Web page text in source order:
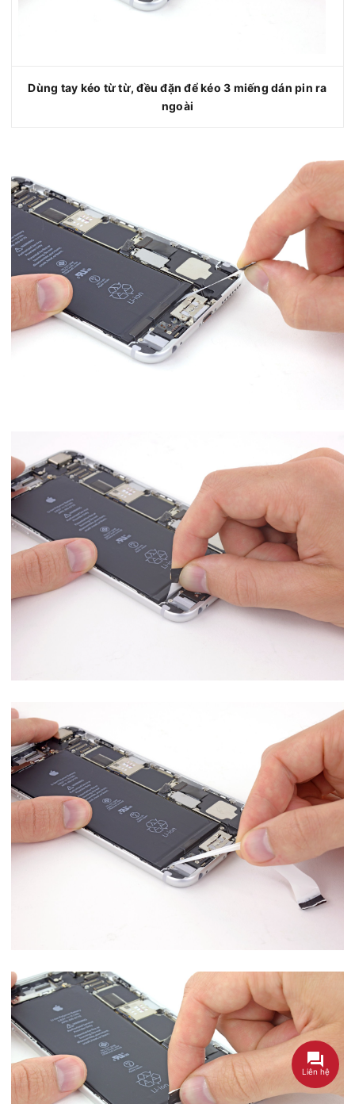
Dùng tay kéo từ từ, đều đặn để kéo 3 miếng dán pin ra
ngoài
Liên hệ